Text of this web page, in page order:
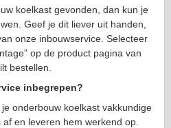
koelkast gevonden, dan kun je
Geef je dit liever uit handen,
onze inbouwservice. Selecteer
op de product pagina van
bestellen.
inbegrepen?
onderbouw koelkast vakkundige
en leveren hem werkend op.